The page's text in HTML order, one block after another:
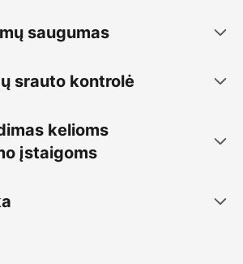
saugumas
srauto kontrolė
kelioms
įstaigoms